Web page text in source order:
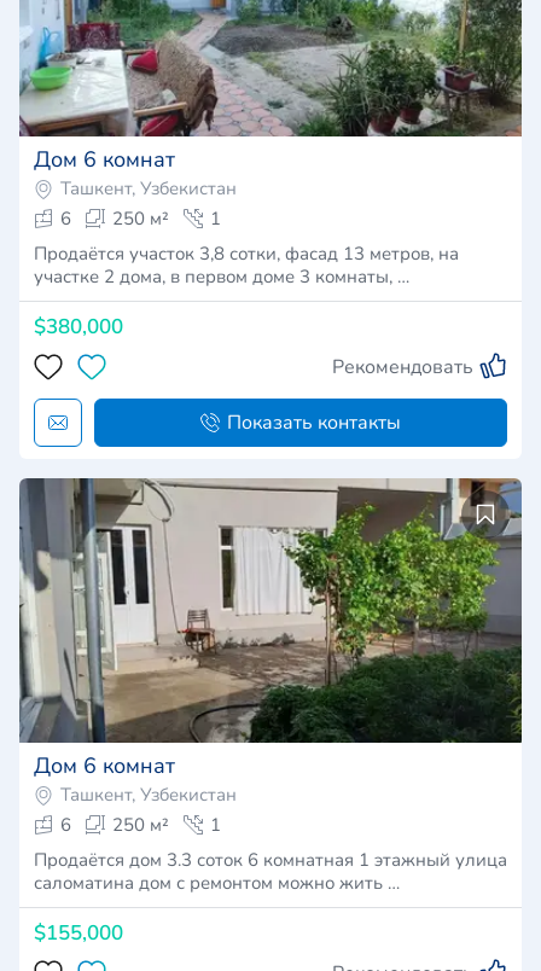
Дом 6 комнат
Ташкент, Узбекистан
6
250 м²
1
Продаётся участок 3,8 сотки, фасад 13 метров, на
участке 2 дома, в первом доме 3 комнаты, …
$380,000
Рекомендовать
Показать контакты
Дом 6 комнат
Ташкент, Узбекистан
6
250 м²
1
Продаётся дом 3.3 соток 6 комнатная 1 этажный улица
саломатина дом с ремонтом можно жить …
$155,000